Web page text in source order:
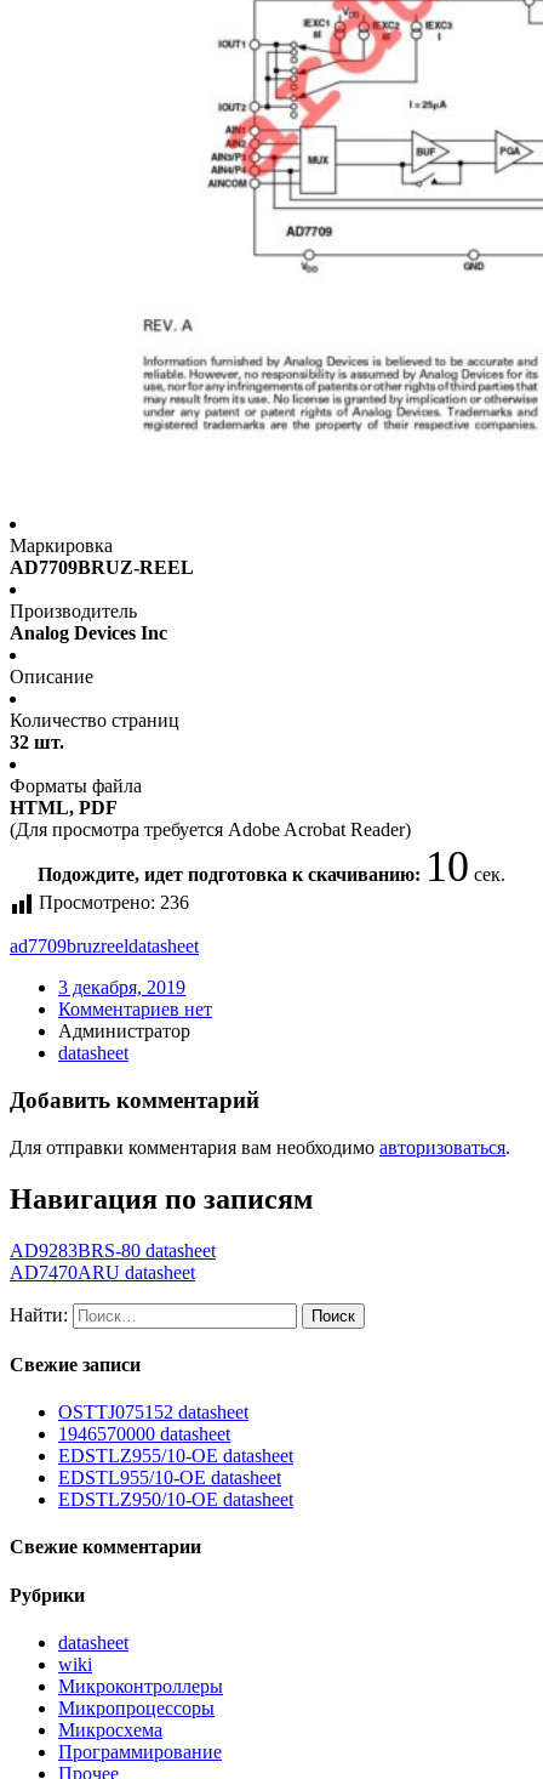
Маркировка
AD7709BRUZ-REEL
Производитель
Analog Devices Inc
Описание
Количество страниц
32 шт.
Форматы файла
HTML, PDF
(Для просмотра требуется Adobe Acrobat Reader)
Подождите, идет подготовка к скачиванию: 10 сек.
Просмотрено: 236
ad7709bruzreeldatasheet
3 декабря, 2019
Комментариев нет
Администратор
datasheet
Добавить комментарий
Для отправки комментария вам необходимо авторизоваться.
Навигация по записям
AD9283BRS-80 datasheet
AD7470ARU datasheet
Найти:
Свежие записи
OSTTJ075152 datasheet
1946570000 datasheet
EDSTLZ955/10-OE datasheet
EDSTL955/10-OE datasheet
EDSTLZ950/10-OE datasheet
Свежие комментарии
Рубрики
datasheet
wiki
Микроконтроллеры
Микропроцессоры
Микросхема
Программирование
Прочее